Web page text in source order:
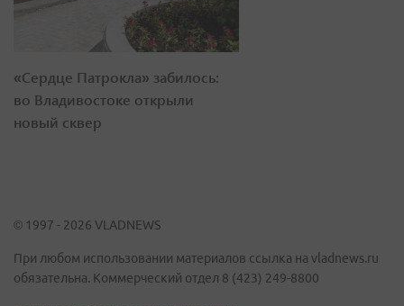
«Сердце Патрокла» забилось:
во Владивостоке открыли
новый сквер
© 1997 - 2026 VLADNEWS
При любом использовании материалов ссылка на vladnews.ru
обязательна. Коммерческий отдел 8 (423) 249-8800